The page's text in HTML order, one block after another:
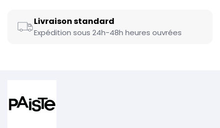
Livraison standard
Expédition sous 24h-48h heures ouvrées